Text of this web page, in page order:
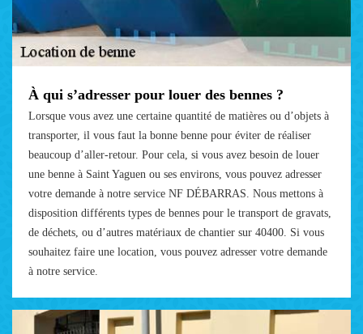
À qui s’adresser pour louer des bennes ?
Lorsque vous avez une certaine quantité de matières ou d’objets à
transporter, il vous faut la bonne benne pour éviter de réaliser
beaucoup d’aller-retour. Pour cela, si vous avez besoin de louer
une benne à Saint Yaguen ou ses environs, vous pouvez adresser
votre demande à notre service NF DÉBARRAS. Nous mettons à
disposition différents types de bennes pour le transport de gravats,
de déchets, ou d’autres matériaux de chantier sur 40400. Si vous
souhaitez faire une location, vous pouvez adresser votre demande
à notre service.